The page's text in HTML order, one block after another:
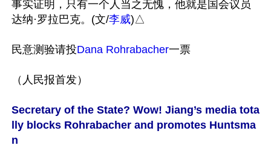
事实证明，只有一个人当之无愧，他就是国会议员
达纳·罗拉巴克。(文/李威)△
民意测验请投Dana Rohrabacher一票
（人民报首发）
Secretary of the State? Wow! Jiang’s media tota
lly blocks Rohrabacher and promotes Huntsma
n